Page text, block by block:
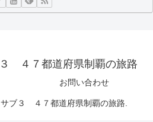
４７都道府県制覇の旅路
お問い合わせ
ブ３ ４７都道府県制覇の旅路.